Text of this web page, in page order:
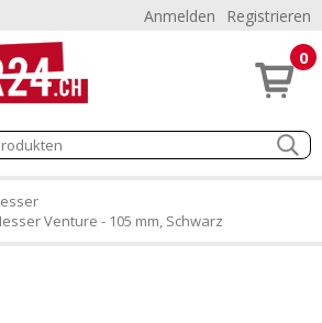
Anmelden Registrieren
0
Venture - 105 mm, Schwarz